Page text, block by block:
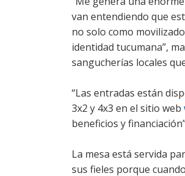
van entendiendo que
no solo como
identidad tucumana”,
sangucherías locales
“Las entradas están
3x2 y 4x3 en el sitio web
beneficios y
La mesa está servida
sus fieles porque